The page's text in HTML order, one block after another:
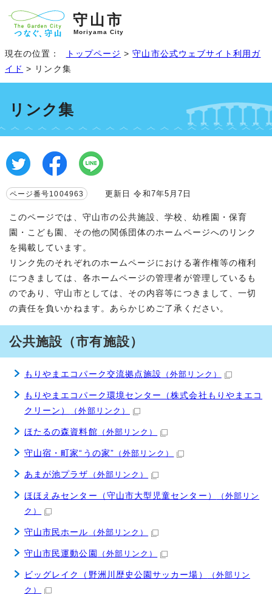
守山市
Moriyama City
現在の位置： トップページ >守山市公式ウェブサイト利用ガ
イド > リンク集
リンク集
ページ番号1004963 更新日 令和7年5月7日
このページでは、守山市の公共施設、学校、幼稚園・保育
園・こども園、その他の関係団体のホームページへのリンク
を掲載しています。
リンク先のそれぞれのホームページにおける著作権等の権利
につきましては、各ホームページの管理者が管理しているも
のであり、守山市としては、その内容等につきまして、一切
の責任を負いかねます。あらかじめご了承ください。
公共施設（市有施設）
もりやまエコパーク交流拠点施設 （外部リンク）
もりやまエコパーク環境センター（株式会社もりやまエコ
クリーン）
（外部リンク）
ほたるの森資料館 （外部リンク）
守山宿・町家“うの家” （外部リンク）
あまが池プラザ （外部リンク）
ほほえみセンター（守山市大型児童センター）
（外部リン
ク）
守山市民ホール （外部リンク）
守山市民運動公園 （外部リンク）
ビッグレイク（野洲川歴史公園サッカー場）
（外部リン
ク）